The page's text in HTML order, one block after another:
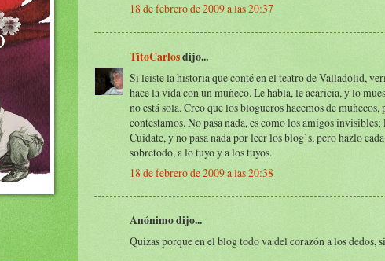
18 de febrero de 2009 a las 20:37
TitoCarlosdijo...
Si leiste la historia que conté en el teatro de Valladolid,
hace la vida con un muñeco. Le habla, le acaricia, y lo
no está sola. Creo que los blogueros hacemos de
contestamos. No pasa nada, es como los amigos invisibles;
Cuídate, y no pasa nada por leer los blog`s, pero hazlo
sobretodo, a lo tuyo y a los tuyos.
18 de febrero de 2009 a las 20:38
Anónimo dijo...
Quizas porque en el blog todo va del corazón a los dedos,